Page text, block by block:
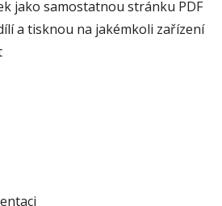
jako samostatnou stránku PDF
a tisknou na jakémkoli zařízení